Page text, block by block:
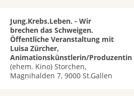
Jung.Krebs.Leben. - Wir
brechen das Schweigen.
Öffentliche Veranstaltung mit
Luisa Zürcher,
Animationskünstlerin/Produzentin
(ehem. Kino) Storchen,
Magnihalden 7, 9000 St.Gallen